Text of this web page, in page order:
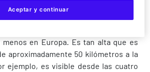
del Enigmaes la torre de caída
alta del continente Europeo. Esto
en Europa. Es tan alta que es
aproximadamente 50 kilómetros a la
ejemplo, es visible desde las cuatro
Aceptar y continuar